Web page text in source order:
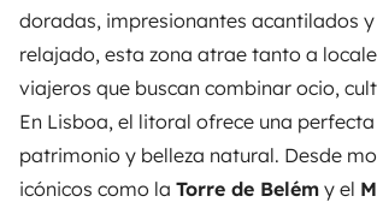
doradas, impresionantes acantilados
relajado, esta zona atrae tanto a
viajeros que buscan combinar ocio,
En Lisboa, el litoral ofrece una
patrimonio y belleza natural. Desde
icónicos como la Torre de Belém y el